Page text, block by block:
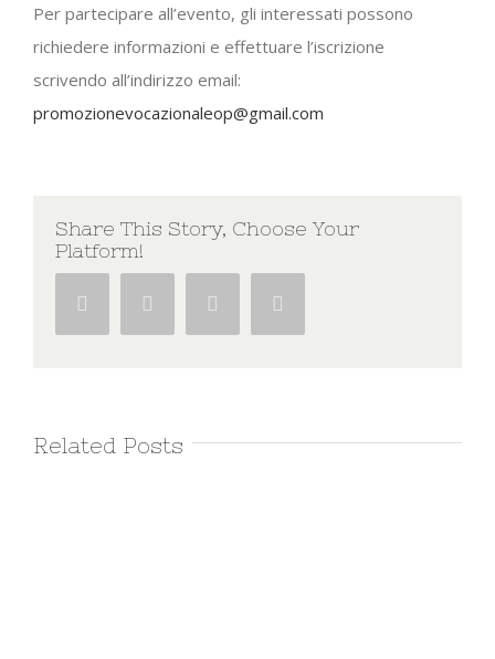
Per partecipare all’evento, gli interessati possono
richiedere informazioni e effettuare l’iscrizione
scrivendo all’indirizzo email:
promozionevocazionaleop@gmail.com
Share This Story, Choose Your
Platform!
Facebook Twitter Google+
Related Posts